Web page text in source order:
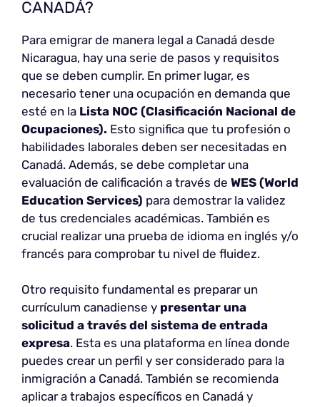
CANADÁ?
Para emigrar de manera legal a Canadá desde
Nicaragua, hay una serie de pasos y requisitos
que se deben cumplir. En primer lugar, es
necesario tener una ocupación en demanda que
esté en la Lista NOC (Clasificación Nacional de
Ocupaciones). Esto significa que tu profesión o
habilidades laborales deben ser necesitadas en
Canadá. Además, se debe completar una
evaluación de calificación a través de WES (World
Education Services) para demostrar la validez
de tus credenciales académicas. También es
crucial realizar una prueba de idioma en inglés y/o
francés para comprobar tu nivel de fluidez.
Otro requisito fundamental es preparar un
currículum canadiense y presentar una
solicitud a través del sistema de entrada
expresa. Esta es una plataforma en línea donde
puedes crear un perfil y ser considerado para la
inmigración a Canadá. También se recomienda
aplicar a trabajos específicos en Canadá y